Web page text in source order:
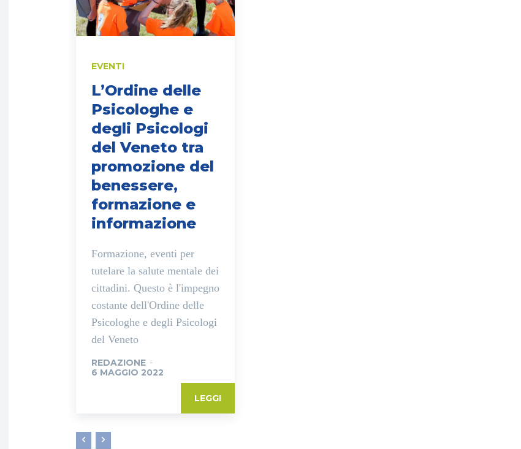
EVENTI
L’Ordine delle
Psicologhe e
degli Psicologi
del Veneto tra
promozione del
benessere,
formazione e
informazione
Formazione, eventi per
tutelare la salute mentale dei
cittadini. Questo è l'impegno
costante dell'Ordine delle
Psicologhe e degli Psicologi
del Veneto
REDAZIONE -
6 MAGGIO 2022
LEGGI